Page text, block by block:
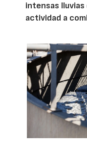
intensas
actividad a